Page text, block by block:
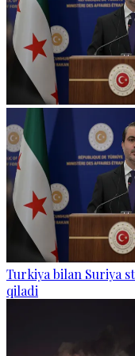
Turkiya bilan Suriya
qiladi